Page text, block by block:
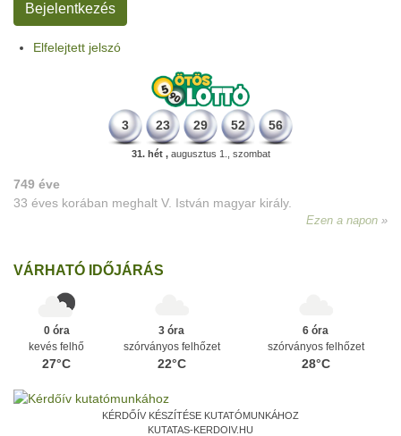
Elfelejtett jelszó
3 23 29 52 56
31. hét ,augusztus 1., szombat
749 éve
33 éves korában meghalt V. István magyar király.
Ezen a napon
VÁRHATÓ IDŐJÁRÁS
0 óra
kevés felhő
27°C
3 óra
szórványos felhőzet
22°C
6 óra
szórványos felhőzet
28°C
KÉRDŐÍV KÉSZÍTÉSE KUTATÓMUNKÁHOZ
KUTATAS-KERDOIV.HU